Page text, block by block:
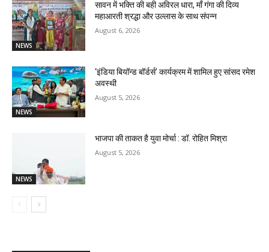
NEWS
सावन में भक्ति की बही अविरल धारा, माँ गंगा की दिव्य
महाआरती श्रद्धा और उल्लास के साथ संपन्न
August 6, 2026
NEWS
‘इंडिया बियॉन्ड बॉर्डर्स’ कार्यक्रम में शामिल हुए सांसद रमेश
अवस्थी
August 5, 2026
NEWS
भाजपा की ताकत है युवा मोर्चा : डॉ. रोहित मिश्रा
August 5, 2026